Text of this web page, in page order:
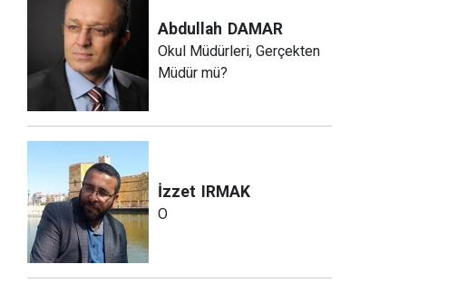
Abdullah DAMAR
Okul Müdürleri, Gerçekten
Müdür mü?
İzzet IRMAK
O